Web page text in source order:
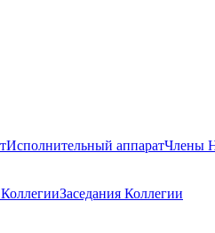
Исполнительный аппаратЧлены
Заседания Коллегии